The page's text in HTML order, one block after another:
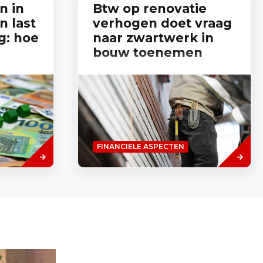
in
last
hoe
aantal
al een
Lees
meer
Btw op renovatie
verhogen doet vraag
naar zwartwerk in
bouw toenemen
“Als de federale regering de bedoeling
heeft om betaalbaar wonen mogelijk te
maken door zwartwerk, dan is ze goed
op weg”, aldus Bouwunie-topman
Jean...
FINANCIELE ASPECTEN
Lees
meer